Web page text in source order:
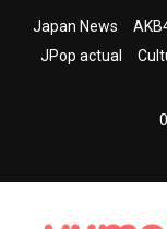
Japan News
JPop actual